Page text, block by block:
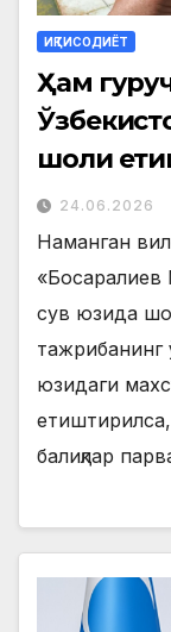
ИҚТИСОДИЁТ
Ҳам
шоли
24.06.2026
Наманган
сув юзида
тажрибанинг
юзидаги
балиқлар